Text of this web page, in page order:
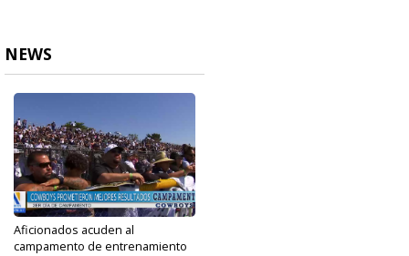
NEWS
Aficionados acuden al
campamento de entrenamiento